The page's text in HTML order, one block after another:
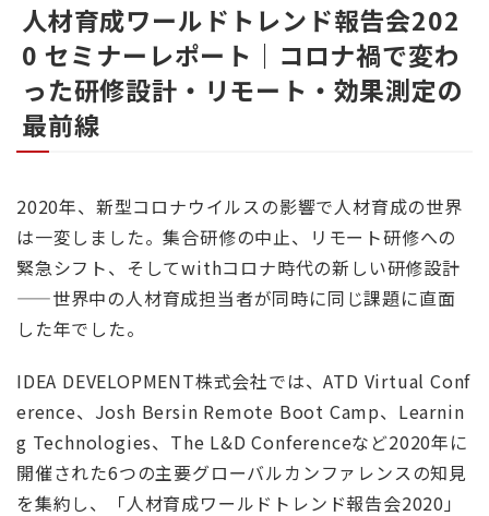
人材育成ワールドトレンド報告会202
0 セミナーレポート｜コロナ禍で変わ
った研修設計・リモート・効果測定の
最前線
2020年、新型コロナウイルスの影響で人材育成の世界
は一変しました。集合研修の中止、リモート研修への
緊急シフト、そしてwithコロナ時代の新しい研修設計
——世界中の人材育成担当者が同時に同じ課題に直面
した年でした。
IDEA DEVELOPMENT株式会社では、ATD Virtual Conf
erence、Josh Bersin Remote Boot Camp、Learnin
g Technologies、The L&D Conferenceなど2020年に
開催された6つの主要グローバルカンファレンスの知見
を集約し、「人材育成ワールドトレンド報告会2020」